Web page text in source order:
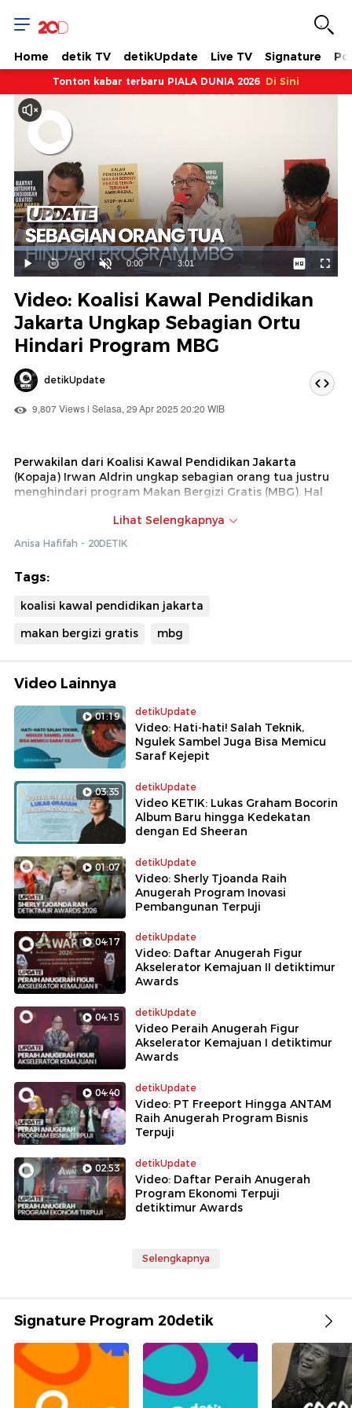
Home detik TV detikUpdate Live TV Signature
Tonton kabar terbaru PIALA DUNIA 2026 Di Sini
Mainkan
Suara
Hidup
Waktu
ini
0:00 / Durasi
3:01
Dimuat:
37.23%
Video: Koalisi Kawal Pendidikan
Jakarta Ungkap Sebagian Ortu
Hindari Program MBG
detikUpdate
9,807 Views | Selasa, 29 Apr 2025 20:20 WIB
Perwakilan dari Koalisi Kawal Pendidikan Jakarta
(Kopaja) Irwan Aldrin ungkap sebagian orang tua justru
menghindari program Makan Bergizi Gratis (MBG). Hal
anak-anak yang keracunan menu MBG.
Lihat Selengkapnya
Anisa Hafifah - 20DETIK
Tags:
koalisi kawal pendidikan jakarta
makan bergizi gratis
mbg
Video Lainnya
01:19 detikUpdate
Video: Hati-hati! Salah Teknik,
Ngulek Sambel Juga Bisa Memicu
Saraf Kejepit
03:35 detikUpdate
Video KETIK: Lukas Graham Bocorin
Album Baru hingga Kedekatan
dengan Ed Sheeran
01:07 detikUpdate
Video: Sherly Tjoanda Raih
Anugerah Program Inovasi
Pembangunan Terpuji
04:17 detikUpdate
Video: Daftar Anugerah Figur
Akselerator Kemajuan II detiktimur
Awards
04:15 detikUpdate
Video Peraih Anugerah Figur
Akselerator Kemajuan I detiktimur
Awards
04:40 detikUpdate
Video: PT Freeport Hingga ANTAM
Raih Anugerah Program Bisnis
Terpuji
02:53 detikUpdate
Video: Daftar Peraih Anugerah
Program Ekonomi Terpuji
detiktimur Awards
Selengkapnya
Signature Program 20detik